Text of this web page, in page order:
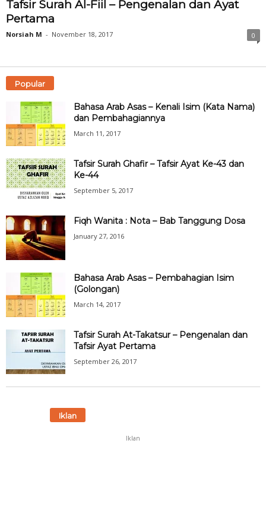
Tafsir Surah Al-Fiil – Pengenalan dan Ayat
Pertama
Norsiah M - November 18, 2017 0
Popular
Bahasa Arab Asas – Kenali Isim (Kata Nama)
dan Pembahagiannya
March 11, 2017
Tafsir Surah Ghafir – Tafsir Ayat Ke-43 dan
Ke-44
September 5, 2017
Fiqh Wanita : Nota – Bab Tanggung Dosa
January 27, 2016
Bahasa Arab Asas – Pembahagian Isim
(Golongan)
March 14, 2017
Tafsir Surah At-Takatsur – Pengenalan dan
Tafsir Ayat Pertama
September 26, 2017
Iklan
Iklan